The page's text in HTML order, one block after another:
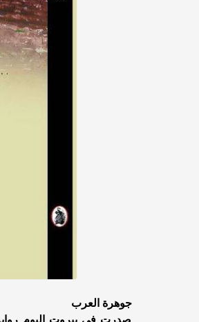
جوهرة العرب
صدرت في بيروت اليوم